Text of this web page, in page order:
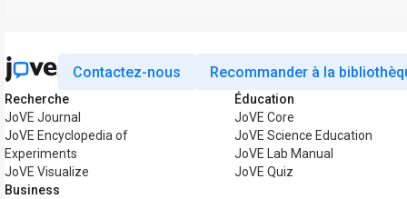
Contactez-nous Recommander à la
Recherche
JoVE Journal
JoVE Encyclopedia of
Experiments
JoVE Visualize
Business
Éducation
JoVE Core
JoVE Science Education
JoVE Lab Manual
JoVE Quiz